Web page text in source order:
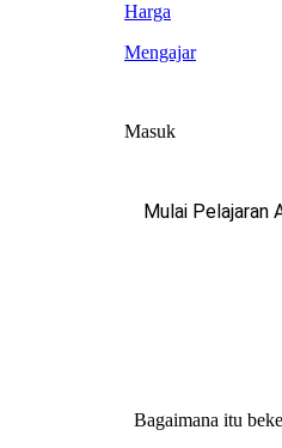
Harga
Mengajar
Masuk
Mulai Pelajaran
Bagaimana itu